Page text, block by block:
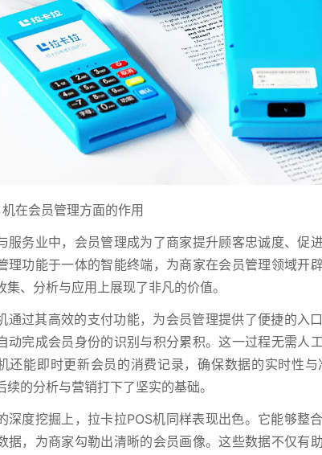
在会员管理方面的作用
服务业中，会员管理成为了商家提升顾客忠诚度、促
理功能于一体的智能终端，为商家在会员管理领域开
集、分析与应用上展现了非凡的价值。
通过其高效的支付功能，为会员管理提供了便捷的入
动完成会员身份的识别与积分累积。这一过程无需人
还能即时更新会员的消费记录，确保数据的实时性
续的分析与营销打下了坚实的基础。
深度挖掘上，拉卡拉POS机同样表现出色。它能够整
据，为商家勾勒出清晰的会员画像。这些数据不仅有